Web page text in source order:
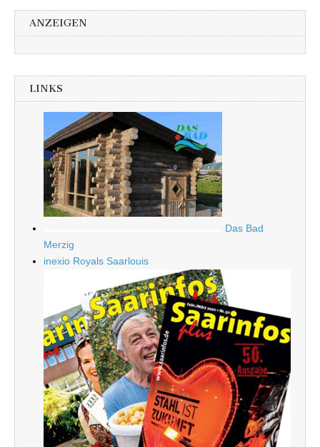
ANZEIGEN
LINKS
Das Bad
Merzig
inexio Royals Saarlouis